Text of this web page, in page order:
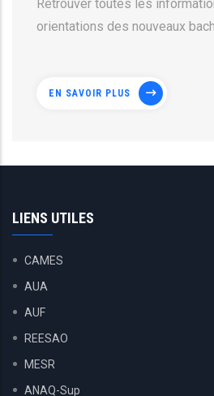
Retrouver toutes les
orientations des nouveaux
EN SAVOIR PLUS
LIENS UTILES
CAMES
AUA
AUF
REESAO
MESR
ANAQ-Sup